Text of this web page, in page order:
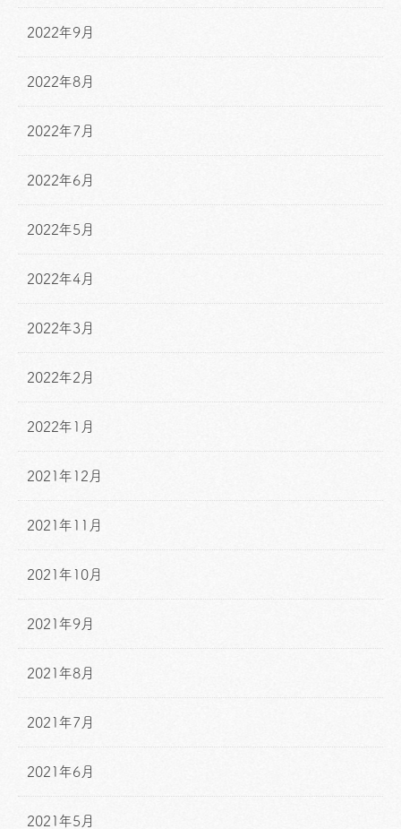
2022年9月
2022年8月
2022年7月
2022年6月
2022年5月
2022年4月
2022年3月
2022年2月
2022年1月
2021年12月
2021年11月
2021年10月
2021年9月
2021年8月
2021年7月
2021年6月
2021年5月